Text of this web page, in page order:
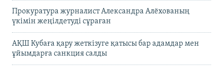
Прокуратура журналист Александра Алёхованың
үкімін жеңілдетуді сұраған
АҚШ Кубаға қару жеткізуге қатысы бар адамдар мен
ұйымдарға санкция салды